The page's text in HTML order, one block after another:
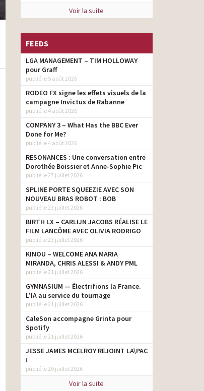
Voir la suite
FEEDS
LGA MANAGEMENT – TIM HOLLOWAY
pour Graff
publié le 5 août 2026
RODEO FX signe les effets visuels de la
campagne Invictus de Rabanne
publié le 4 août 2026
COMPANY 3 – What Has the BBC Ever
Done for Me?
publié le 4 août 2026
RESONANCES : Une conversation entre
Dorothée Boissier et Anne-Sophie Pic
publié le 27 juillet 2026
SPLINE PORTE SQUEEZIE AVEC SON
NOUVEAU BRAS ROBOT : BOB
publié le 23 juillet 2026
BIRTH LX – CARLIJN JACOBS RÉALISE LE
FILM LANCÔME AVEC OLIVIA RODRIGO
publié le 23 juillet 2026
KINOU – WELCOME ANA MARIA
MIRANDA, CHRIS ALESSI & ANDY PML
publié le 21 juillet 2026
GYMNASIUM — Électrifions la France.
L’IA au service du tournage
publié le 21 juillet 2026
CaleSon accompagne Grinta pour
Spotify
publié le 21 juillet 2026
JESSE JAMES MCELROY REJOINT LA\PAC
!
publié le 20 juillet 2026
Voir la suite